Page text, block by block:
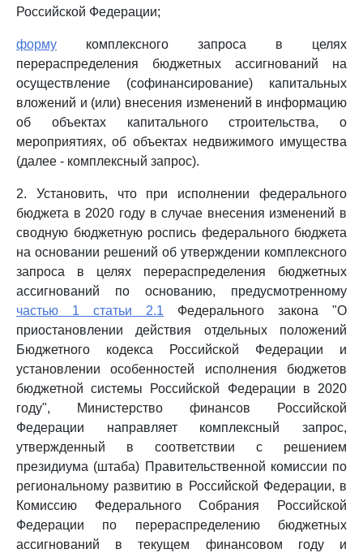
Российской Федерации;
форму комплексного запроса в целях
перераспределения бюджетных ассигнований на
осуществление (софинансирование) капитальных
вложений и (или) внесения изменений в информацию
об объектах капитального строительства, о
мероприятиях, об объектах недвижимого имущества
(далее - комплексный запрос).
2. Установить, что при исполнении федерального
бюджета в 2020 году в случае внесения изменений в
сводную бюджетную роспись федерального бюджета
на основании решений об утверждении комплексного
запроса в целях перераспределения бюджетных
ассигнований по основанию, предусмотренному
частью 1 статьи 2.1 Федерального закона "О
приостановлении действия отдельных положений
Бюджетного кодекса Российской Федерации и
установлении особенностей исполнения бюджетов
бюджетной системы Российской Федерации в 2020
году", Министерство финансов Российской
Федерации направляет комплексный запрос,
утвержденный в соответствии с решением
президиума (штаба) Правительственной комиссии по
региональному развитию в Российской Федерации, в
Комиссию Федерального Собрания Российской
Федерации по перераспределению бюджетных
ассигнований в текущем финансовом году и